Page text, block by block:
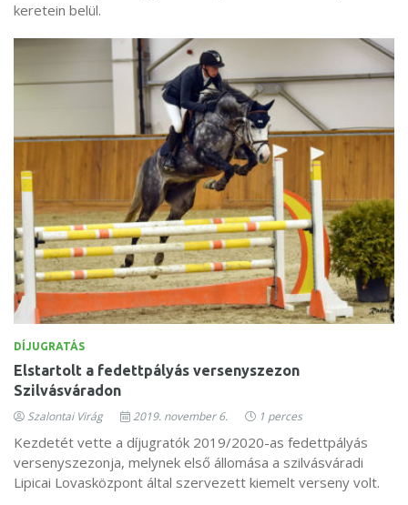
keretein belül.
DÍJUGRATÁS
Elstartolt a fedettpályás versenyszezon
Szilvásváradon
Szalontai Virág 2019. november 6. 1 perces
Kezdetét vette a díjugratók 2019/2020-as fedettpályás
versenyszezonja, melynek első állomása a szilvásváradi
Lipicai Lovasközpont által szervezett kiemelt verseny volt.